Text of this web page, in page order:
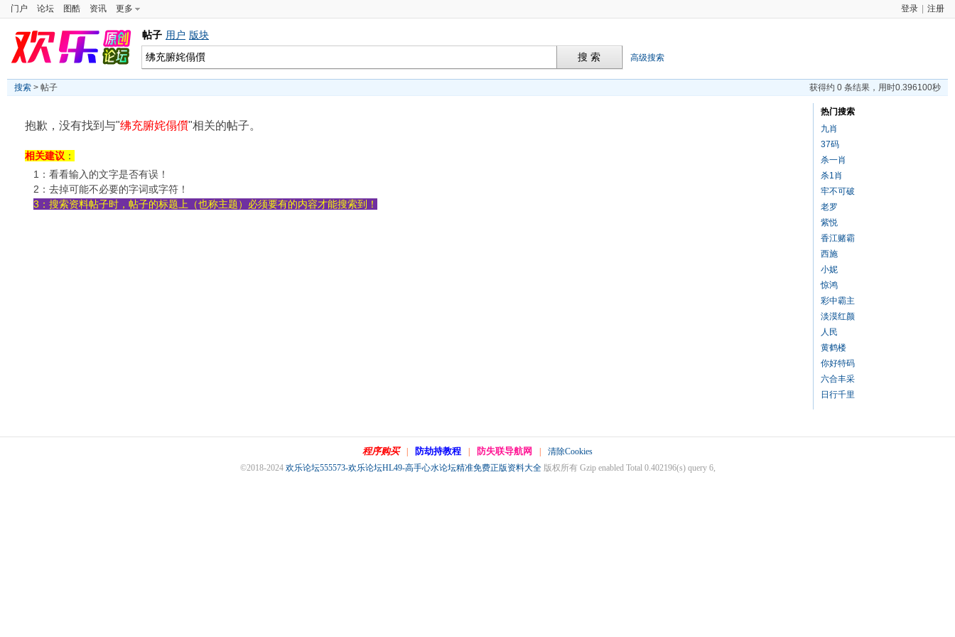
登录 注册
门户 论坛 图酷 资讯 更多
帖子 用户 版块
搜 索 高级搜索
获得约 0 条结果，用时0.396100秒
搜索 > 帖子
抱歉，没有找到与"绋充腑姹傝儨"相关的帖子。
相关建议 ：
1：看看输入的文字是否有误！
2：去掉可能不必要的字词或字符！
3：搜索资料帖子时，帖子的标题上（也称主题）必须要有的内容才能搜索到！
热门搜索
九肖
37码
杀一肖
杀1肖
牢不可破
老罗
紫悦
香江赌霸
西施
小妮
惊鸿
彩中霸主
淡漠红颜
人民
黄鹤楼
你好特码
六合丰采
日行千里
程序购买 防劫持教程 防失联导航网
清除Cookies
©2018-2024 欢乐论坛555573-欢乐论坛HL49-高手心水论坛精准免费正版资料大全版权所有 Gzip enabled Total 0.402196(s) query 6,